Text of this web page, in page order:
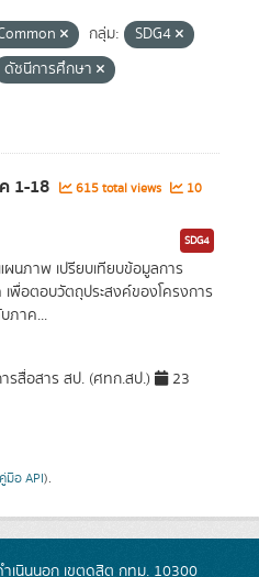
กลุ่ม:
SDG4
ดัชนีการศึกษา
1-18 615 total views
10
SDG4
ผนภาพ เปรียบเทียบข้อมูลการ
พื่อตอบวัตถุประสงค์ของโครงการ
ภาค...
ารสื่อสาร สป. (ศทก.สป.)
23
คู่มือ API).
เนินนอก เขตดุสิต กทม. 10300